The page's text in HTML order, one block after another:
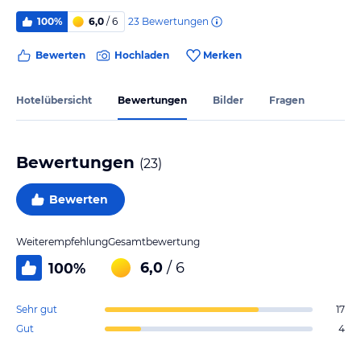
100% 6,0 / 6 23 Bewertungen
Bewerten Hochladen Merken
Hotelübersicht Bewertungen Bilder Fragen
Bewertungen (23)
Bewerten
Weiterempfehlung
100%
Gesamtbewertung
6,0 / 6
Sehr gut
17
Gut
4